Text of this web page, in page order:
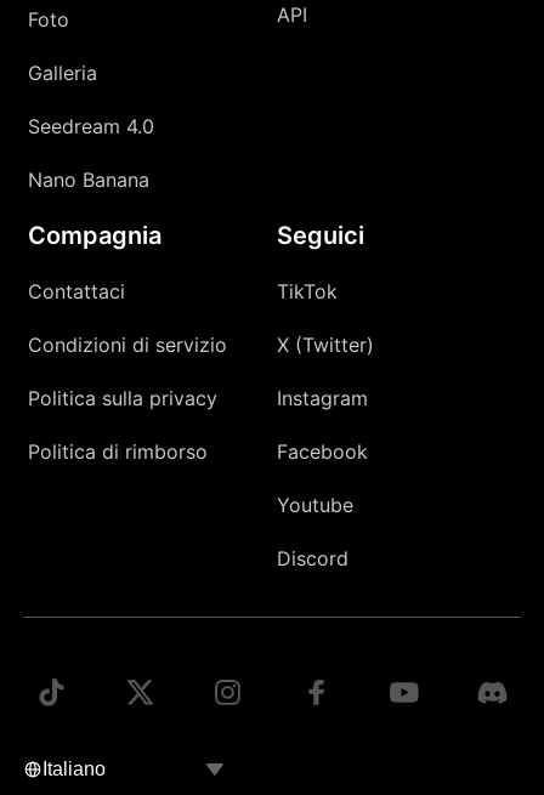
Foto
Galleria
Seedream 4.0
Nano Banana
API
Compagnia
Contattaci
Condizioni di servizio
Politica sulla privacy
Politica di rimborso
Seguici
TikTok
X (Twitter)
Instagram
Facebook
Youtube
Discord